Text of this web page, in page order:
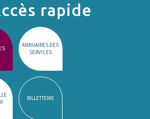
rapide
ANNUAIRES DES
SERVICES
BILLETTERIE